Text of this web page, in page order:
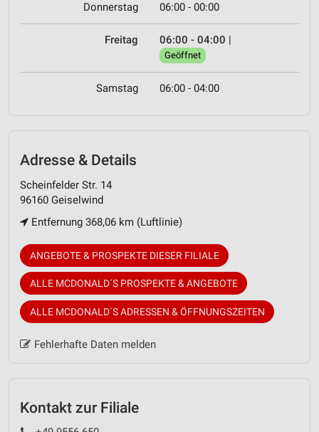
Donnerstag 06:00 - 00:00
Freitag 06:00 - 04:00 |
Geöffnet
Samstag 06:00 - 04:00
Adresse & Details
Scheinfelder Str. 14
96160 Geiselwind
Entfernung 368,06 km (Luftlinie)
ANGEBOTE & PROSPEKTE DIESER FILIALE
ALLE MCDONALD´S PROSPEKTE & ANGEBOTE
ALLE MCDONALD´S ADRESSEN & ÖFFNUNGSZEITEN
Fehlerhafte Daten melden
Kontakt zur Filiale